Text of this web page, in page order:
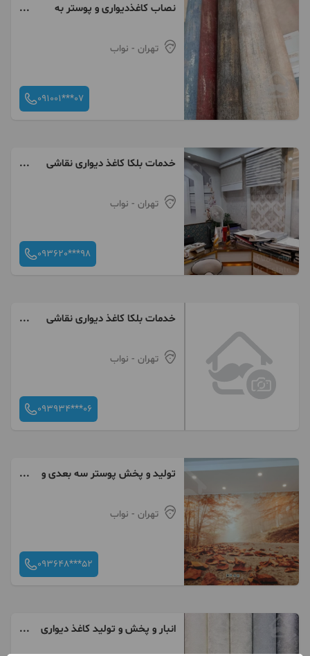
نصاب کاغذدیواری و پوستر به
تهران - نواب
091001***07
خدمات‌ بلکا کاغذ دیواری نقاشی
تهران - نواب
093620***98
خدمات‌ بلکا کاغذ دیواری نقاشی
تهران - نواب
093934***06
تولید و پخش پوستر سه بعدی و
تهران - نواب
093648***52
انبار و پخش و تولید کاغذ دیواری